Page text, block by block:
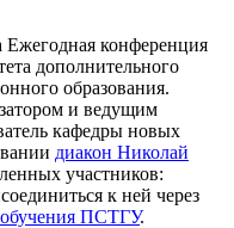
конференция
дополнительного
образования.
и ведущим
кафедры новых
диакон Николай
участников:
к ней через
ПСТГУ.